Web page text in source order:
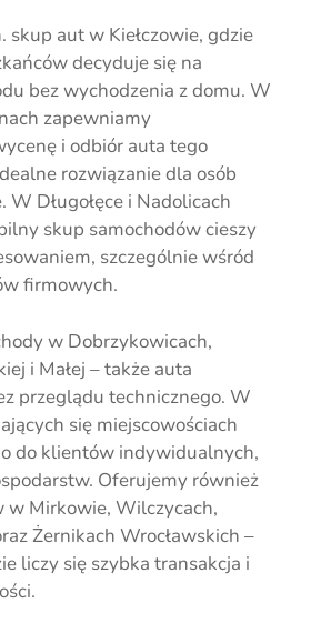
skup aut w Kiełczowie, gdzie
decyduje się na
bez wychodzenia z domu. W
zapewniamy
i odbiór auta tego
rozwiązanie dla osób
Długołęce i Nadolicach
skup samochodów cieszy
szczególnie wśród
firmowych.
w Dobrzykowicach,
i Małej – także auta
przeglądu technicznego. W
się miejscowościach
do klientów indywidualnych,
Oferujemy również
w Mirkowie, Wilczycach,
Żernikach Wrocławskich –
liczy się szybka transakcja i